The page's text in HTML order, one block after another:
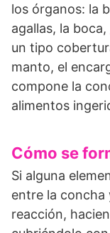
los órganos: la
agallas, la boca,
un tipo
manto, el
compone la
alimentos
Cómo se
Si alguna
entre la concha
reacción,